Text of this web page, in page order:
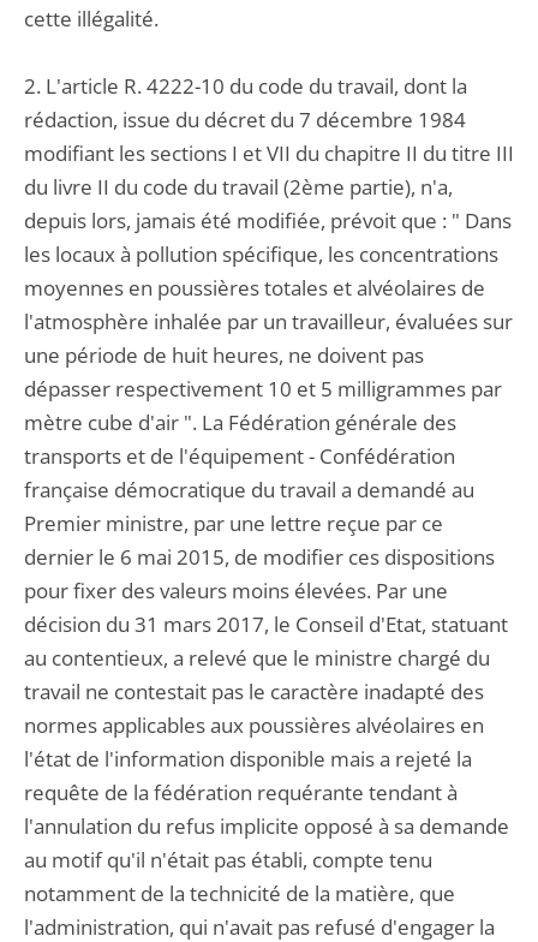
cette illégalité.
2. L'article R. 4222-10 du code du travail, dont la
rédaction, issue du décret du 7 décembre 1984
modifiant les sections I et VII du chapitre II du titre III
du livre II du code du travail (2ème partie), n'a,
depuis lors, jamais été modifiée, prévoit que : " Dans
les locaux à pollution spécifique, les concentrations
moyennes en poussières totales et alvéolaires de
l'atmosphère inhalée par un travailleur, évaluées sur
une période de huit heures, ne doivent pas
dépasser respectivement 10 et 5 milligrammes par
mètre cube d'air ". La Fédération générale des
transports et de l'équipement - Confédération
française démocratique du travail a demandé au
Premier ministre, par une lettre reçue par ce
dernier le 6 mai 2015, de modifier ces dispositions
pour fixer des valeurs moins élevées. Par une
décision du 31 mars 2017, le Conseil d'Etat, statuant
au contentieux, a relevé que le ministre chargé du
travail ne contestait pas le caractère inadapté des
normes applicables aux poussières alvéolaires en
l'état de l'information disponible mais a rejeté la
requête de la fédération requérante tendant à
l'annulation du refus implicite opposé à sa demande
au motif qu'il n'était pas établi, compte tenu
notamment de la technicité de la matière, que
l'administration, qui n'avait pas refusé d'engager la